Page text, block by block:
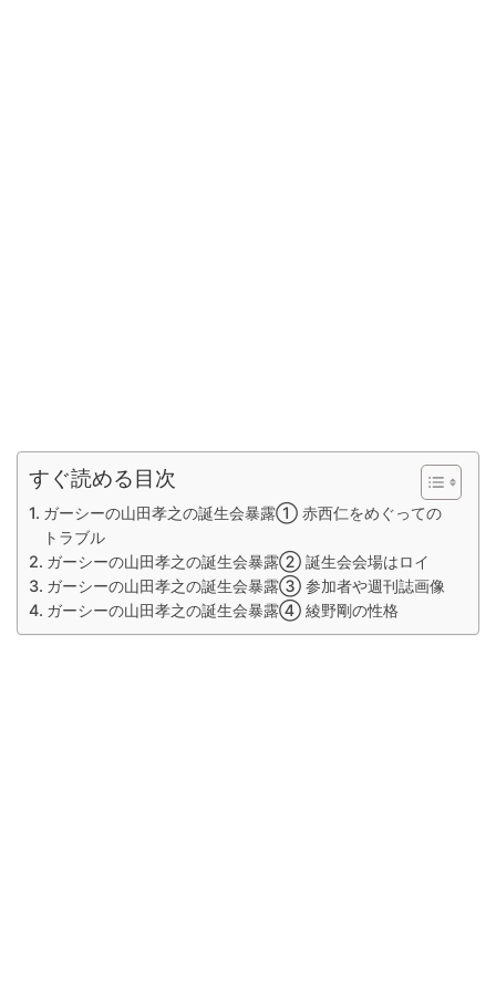
すぐ読める目次
ガーシーの山田孝之の誕生会暴露① 赤西仁をめぐっての
トラブル
ガーシーの山田孝之の誕生会暴露② 誕生会会場はロイ
ガーシーの山田孝之の誕生会暴露③ 参加者や週刊誌画像
ガーシーの山田孝之の誕生会暴露④ 綾野剛の性格